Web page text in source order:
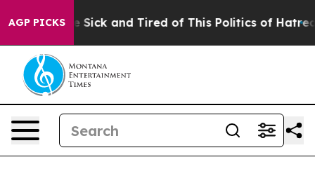
AGP PICKS
Are Sick and Tired of This Politics of Hatred” The